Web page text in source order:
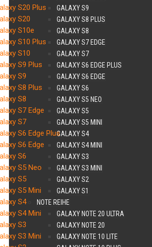
GALAXY S9
GALAXY S8 PLUS
GALAXY S8
GALAXY S7 EDGE
GALAXY S7
GALAXY S6 EDGE PLUS
GALAXY S6 EDGE
GALAXY S6
GALAXY S5 NEO
GALAXY S5
GALAXY S5 MINI
GALAXY S4
GALAXY S4 MINI
GALAXY S3
GALAXY S3 MINI
GALAXY S2
GALAXY S1
NOTE REIHE
GALAXY NOTE 20 ULTRA
GALAXY NOTE 20
GALAXY NOTE 10 LITE
S20 Plus
S20
S10e
S10 Plus
S10
S9 Plus
S9
S8 Plus
S8
S7 Edge
S7
S6 Edge Plus
S6 Edge
S6
S5 Neo
S5
S5 Mini
S4
S4 Mini
S3
S3 Mini